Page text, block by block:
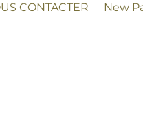
CONTACTER New